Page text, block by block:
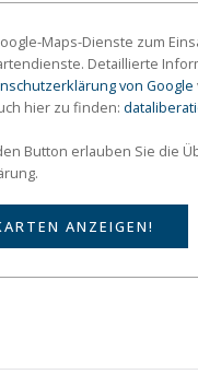
Maps-Dienste zum
Detaillierte
von Google
hier zu finden:
Button erlauben Sie die
ANZEIGEN!